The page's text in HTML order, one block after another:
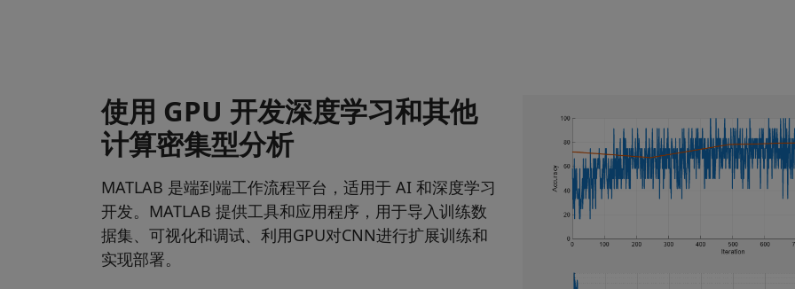
使用 GPU 开发深度学习和其他
计算密集型分析
MATLAB 是端到端工作流程平台，适用于 AI 和深度学习
开发。MATLAB 提供工具和应用程序，用于导入训练数
据集、可视化和调试、利用GPU对CNN进行扩展训练和
实现部署。